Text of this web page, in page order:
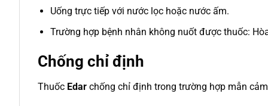
Uống trực tiếp với nước lọc hoặc nước ấm.
Trường hợp bệnh nhân không nuốt được thuốc:
Chống chỉ định
Thuốc Edar chống chỉ định trong trường hợp mẫn